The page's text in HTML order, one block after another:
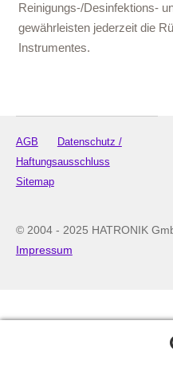
Reinigungs-/Desinfektions-
gewährleisten jederzeit die
Instrumentes.
AGB
Datenschutz /
Haftungsausschluss
Sitemap
© 2004 - 2025 HATRONIK
Impressum